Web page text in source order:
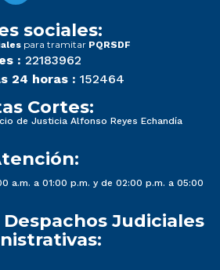
sociales:
para tramitar PQRSDF
: 22183962
24 horas : 152464
Cortes:
de Justicia Alfonso Reyes Echandía
a.m. a 01:00 p.m. y de 02:00 p.m. a 05:00
Judiciales